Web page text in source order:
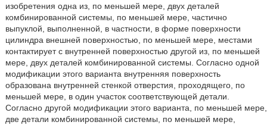
изобретения одна из, по меньшей мере, двух деталей
комбинированной системы, по меньшей мере, частично
выпуклой, выполненной, в частности, в форме поверхности
цилиндра внешней поверхностью, по меньшей мере, местами
контактирует с внутренней поверхностью другой из, по меньшей
мере, двух деталей комбинированной системы. Согласно одной
модификации этого варианта внутренняя поверхность
образована внутренней стенкой отверстия, проходящего, по
меньшей мере, в один участок соответствующей детали.
Согласно другой модификации этого варианта, по меньшей мере,
две детали комбинированной системы, по меньшей мере,